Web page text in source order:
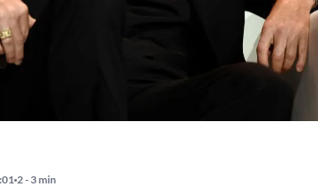
2 - 3 min